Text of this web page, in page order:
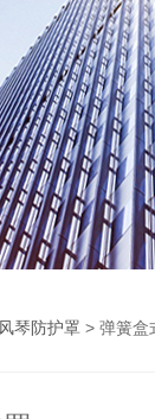
风琴防护罩 > 弹簧盒